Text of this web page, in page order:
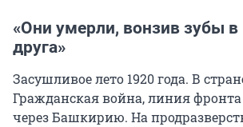
«Они умерли, вонзив зубы в
друга»
Засушливое лето 1920 года. В
Гражданская война, линия
через Башкирию. На